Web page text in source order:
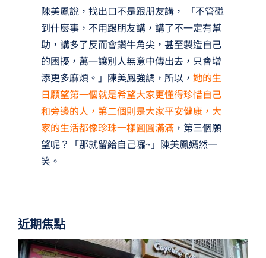
陳美鳳說，找出口不是跟朋友講， 「不管碰
到什麼事，不用跟朋友講，講了不一定有幫
助，講多了反而會鑽牛角尖，甚至製造自己
的困擾，萬一讓別人無意中傳出去，只會增
添更多麻煩。」陳美鳳強調，所以， 她的生
日願望第一個就是希望大家更懂得珍惜自己
和旁邊的人，第二個則是大家平安健康，大
家的生活都像珍珠一樣圓圓滿滿，第三個願
望呢？「那就留給自己囉~」陳美鳳嫣然一
笑。
近期焦點